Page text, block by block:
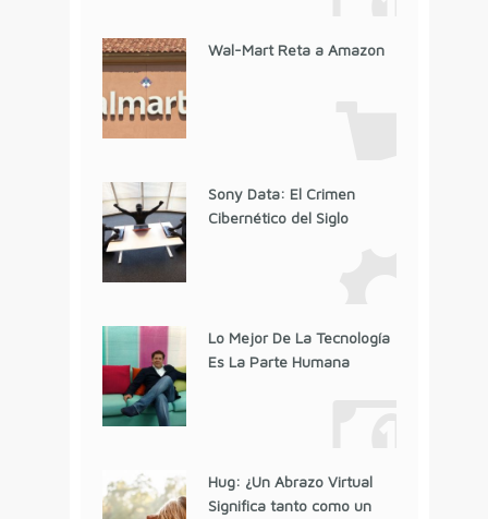
Wal-Mart Reta a Amazon
Sony Data: El Crimen
Cibernético del Siglo
Lo Mejor De La Tecnología
Es La Parte Humana
Hug: ¿Un Abrazo Virtual
Significa tanto como un